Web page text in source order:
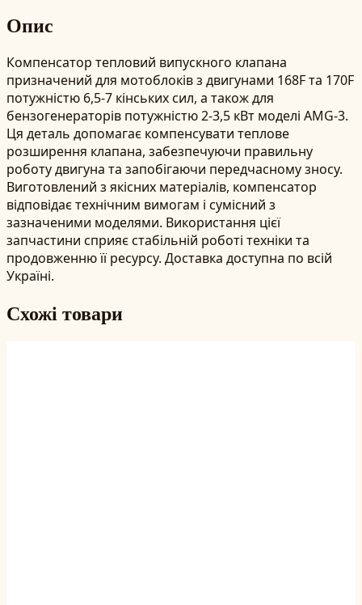
Опис
Компенсатор тепловий випускного клапана
призначений для мотоблоків з двигунами 168F та 170F
потужністю 6,5-7 кінських сил, а також для
бензогенераторів потужністю 2-3,5 кВт моделі AMG-3.
Ця деталь допомагає компенсувати теплове
розширення клапана, забезпечуючи правильну
роботу двигуна та запобігаючи передчасному зносу.
Виготовлений з якісних матеріалів, компенсатор
відповідає технічним вимогам і сумісний з
зазначеними моделями. Використання цієї
запчастини сприяє стабільній роботі техніки та
продовженню її ресурсу. Доставка доступна по всій
Україні.
Схожі товари